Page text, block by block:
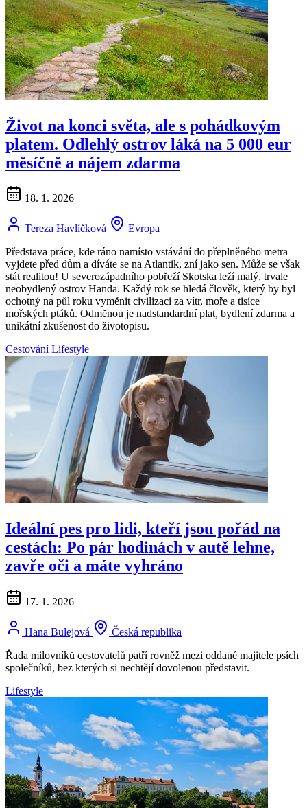
Život na konci světa, ale s pohádkovým
platem. Odlehlý ostrov láká na 5 000 eur
měsíčně a nájem zdarma
18. 1. 2026
Tereza Havlíčková
Evropa
Představa práce, kde ráno namísto vstávání do přeplněného metra
vyjdete před dům a díváte se na Atlantik, zní jako sen. Může se však
stát realitou! U severozápadního pobřeží Skotska leží malý, trvale
neobydlený ostrov Handa. Každý rok se hledá člověk, který by byl
ochotný na půl roku vyměnit civilizaci za vítr, moře a tisíce
mořských ptáků. Odměnou je nadstandardní plat, bydlení zdarma a
unikátní zkušenost do životopisu.
CestováníLifestyle
Ideální pes pro lidi, kteří jsou pořád na
cestách: Po pár hodinách v autě lehne,
zavře oči a máte vyhráno
17. 1. 2026
Hana Bulejová
Česká republika
Řada milovníků cestovatelů patří rovněž mezi oddané majitele psích
společníků, bez kterých si nechtějí dovolenou představit.
Lifestyle